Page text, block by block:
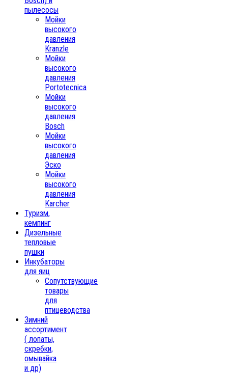
пылесосы
Мойки
высокого
давления
Kranzle
Мойки
высокого
давления
Portotecnica
Мойки
высокого
давления
Bosch
Мойки
высокого
давления
Эско
Мойки
высокого
давления
Karcher
Туризм,
кемпинг
Дизельные
тепловые
пушки
Инкубаторы
для яиц
Сопутствующие
товары
для
птицеводства
Зимний
ассортимент
( лопаты,
скребки,
омывайка
и др)